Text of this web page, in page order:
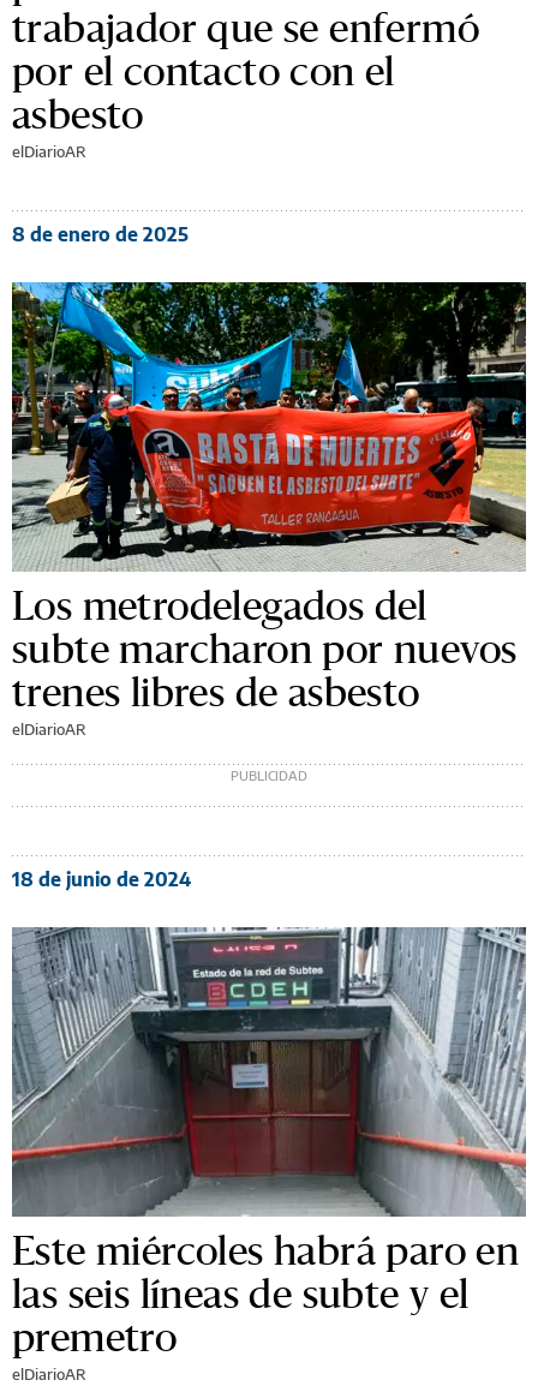
trabajador que se enfermó
por el contacto con el
asbesto
elDiarioAR
8 de enero de 2025
Los metrodelegados del
subte marcharon por nuevos
trenes libres de asbesto
elDiarioAR
18 de junio de 2024
Este miércoles habrá paro en
las seis líneas de subte y el
premetro
elDiarioAR